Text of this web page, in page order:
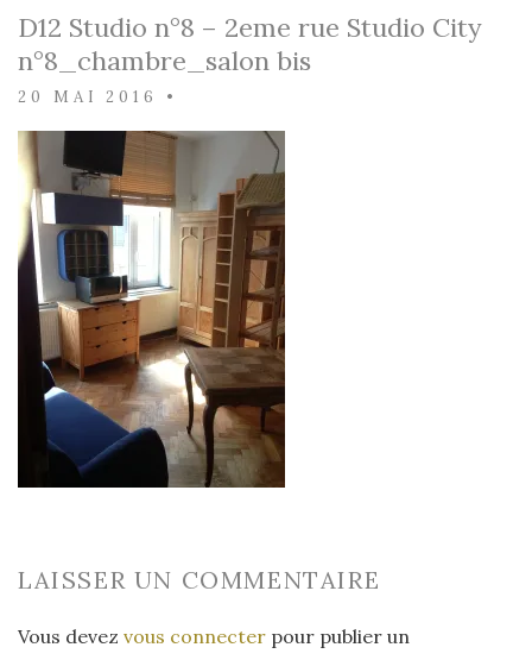
D12 Studio n°8 – 2eme rue Studio City
n°8_chambre_salon bis
20 MAI 2016 •
LAISSER UN COMMENTAIRE
Vous devez vous connecter pour publier un